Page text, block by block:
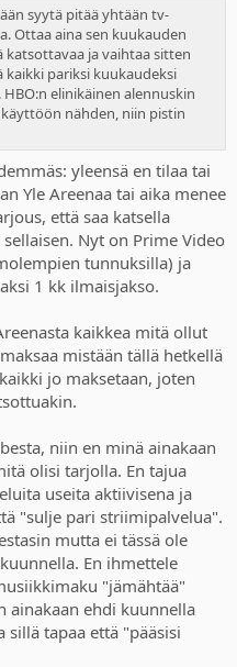
syytä pitää yhtään tv-
Ottaa aina sen kuukauden
katsottavaa ja vaihtaa sitten
kaikki pariksi kuukaudeksi
elinikäinen alennuskin
nähden, niin pistin
yleensä en tilaa tai
Yle Areenaa tai aika menee
että saa katsella
Nyt on Prime Video
tunnuksilla) ja
1 kk ilmaisjakso.
kaikkea mitä ollut
mistään tällä hetkellä
jo maksetaan, joten
niin en minä ainakaan
olisi tarjolla. En tajua
useita aktiivisena ja
"sulje pari striimipalvelua".
mutta ei tässä ole
En ihmettele
"jämähtää"
ainakaan ehdi kuunnella
sillä tapaa että "pääsisi